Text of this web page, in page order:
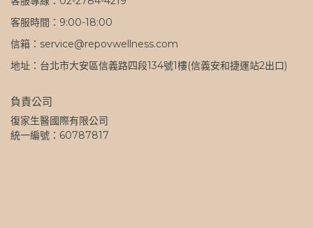
客服時間：9:00-18:00
信箱：service@repovwellness.com
地址：台北市大安區信義路四段134號1樓(信義安和捷運站2出口)
負責公司
復家生醫國際有限公司
統一編號：60787817